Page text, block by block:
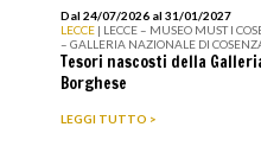
Dal 24/07/2026 al 31/01/2027
LECCE | LECCE – MUSEO MUST I
– GALLERIA NAZIONALE DI
Tesori nascosti della
Borghese
LEGGI TUTTO >